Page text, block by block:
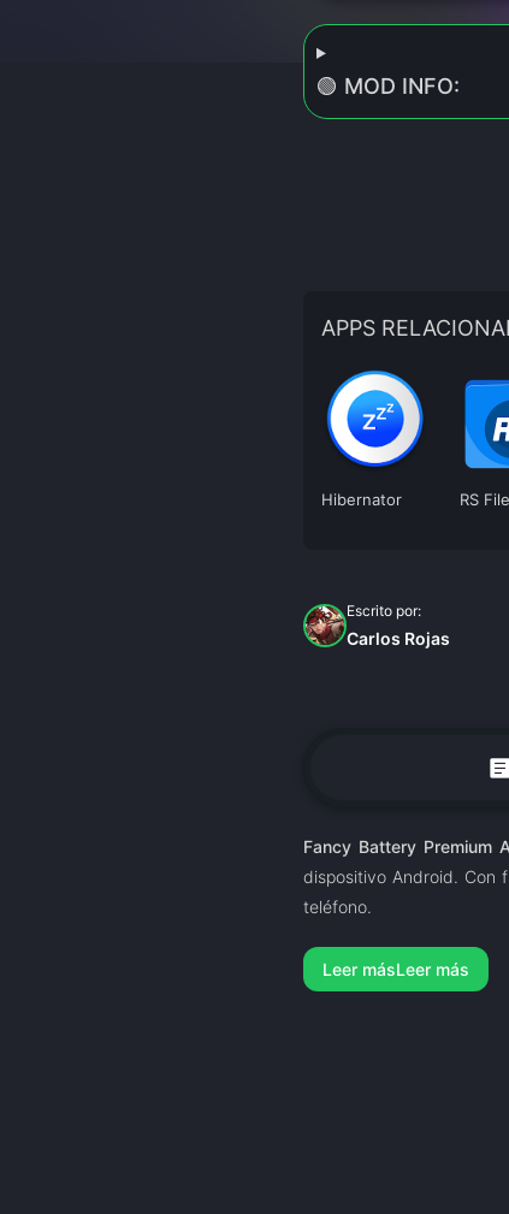
🟢 MOD INFO:
APPS
Hibernator
Escrito por:
Carlos Rojas
article
Fancy Battery Premium
dispositivo Android. Con
teléfono.
Leer más